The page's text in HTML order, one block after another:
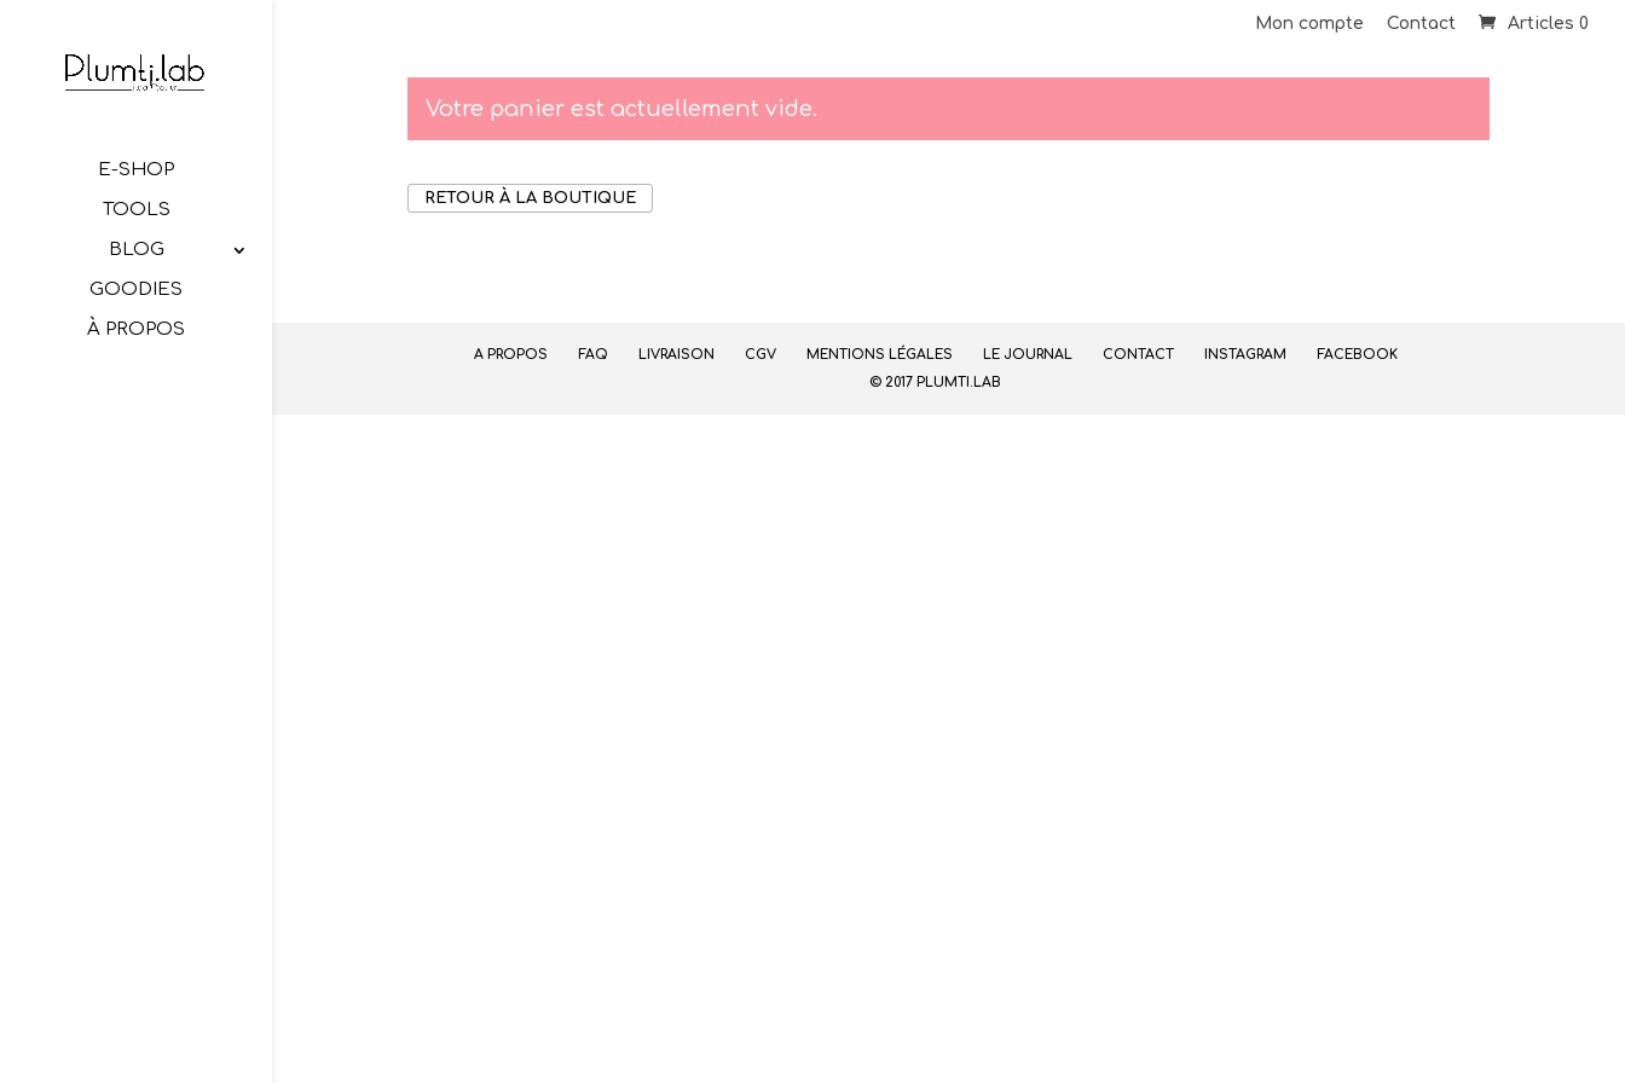
Mon compte Contact Articles 0
E-SHOP
TOOLS
BLOG
GOODIES
À PROPOS
Votre panier est actuellement vide.
RETOUR À LA BOUTIQUE
A PROPOS FAQ LIVRAISON CGV MENTIONS LÉGALES LE JOURNAL CONTACT INSTAGRAM
FACEBOOK
© 2017 PLUMTI.LAB